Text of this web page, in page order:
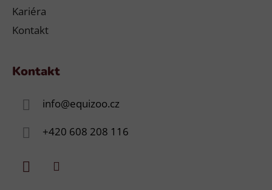
Kariéra
Kontakt
Kontakt
info@equizoo.cz
+420 608 208 116